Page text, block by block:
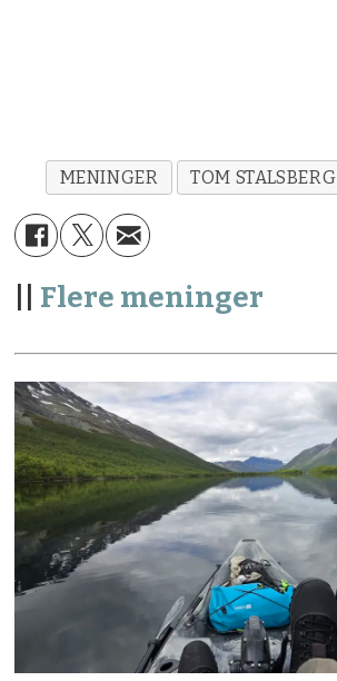
MENINGER TOM STALSBERG
Flere meninger